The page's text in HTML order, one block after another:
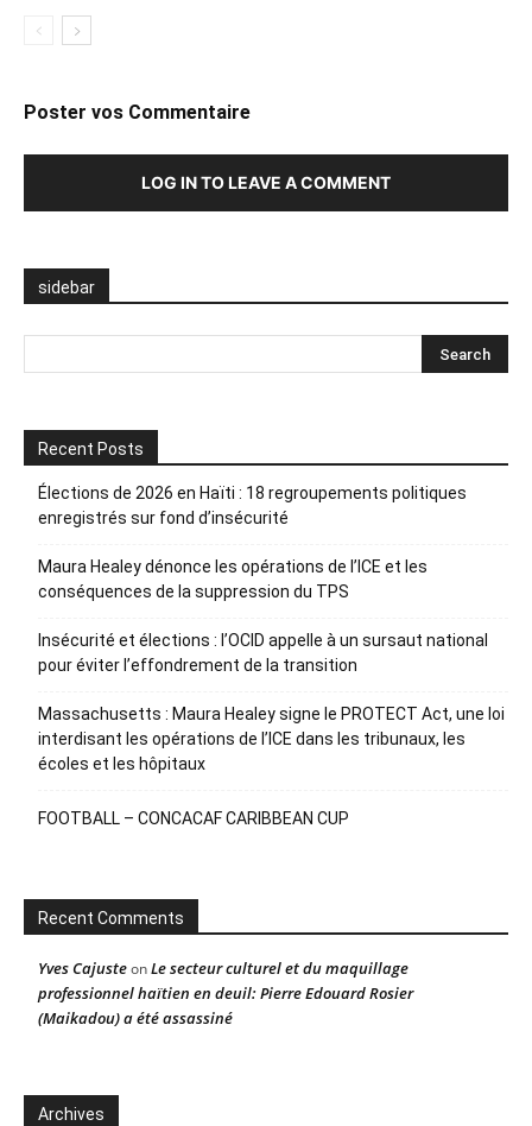
Poster vos Commentaire
LOG IN TO LEAVE A COMMENT
sidebar
Recent Posts
Élections de 2026 en Haïti : 18 regroupements politiques
enregistrés sur fond d’insécurité
Maura Healey dénonce les opérations de l’ICE et les
conséquences de la suppression du TPS
Insécurité et élections : l’OCID appelle à un sursaut national
pour éviter l’effondrement de la transition
Massachusetts : Maura Healey signe le PROTECT Act, une loi
interdisant les opérations de l’ICE dans les tribunaux, les
écoles et les hôpitaux
FOOTBALL – CONCACAF CARIBBEAN CUP
Recent Comments
Yves CajusteonLe secteur culturel et du maquillage
professionnel haïtien en deuil: Pierre Edouard Rosier
(Maikadou) a été assassiné
Archives